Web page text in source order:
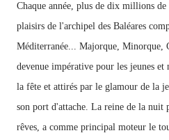
Chaque année, plus de dix millions de
plaisirs de l'archipel des Baléares
Méditerranée... Majorque, Minorque,
devenue impérative pour les jeunes
la fête et attirés par le glamour de la
son port d'attache. La reine de la nuit
rêves, a comme principal moteur le